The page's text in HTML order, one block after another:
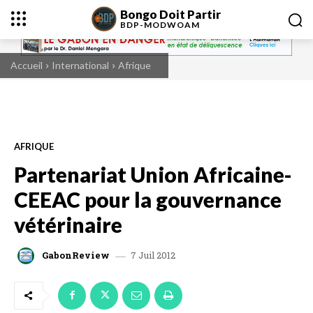
Bongo Doit Partir
BDP-MODWOAM
Accueil International Afrique
AFRIQUE
Partenariat Union Africaine-
CEEAC pour la gouvernance
vétérinaire
GabonReview 7 Juil 2012